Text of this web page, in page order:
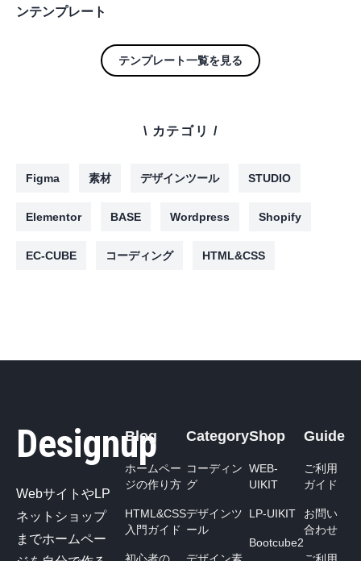
ンテンプレート
テンプレート一覧を見る
\ カテゴリ /
Figma 素材 デザインツール STUDIO
Elementor BASE Wordpress Shopify
EC-CUBE コーディング HTML&CSS
Designup
WebサイトやLP
ネットショップ
までホームペー
Blog
ホームペー
ジの作り方
HTML&CSS
入門ガイド
初心者の
Category
コーディン
グ
デザインツ
ール
デザイン素
Shop
WEB-
UIKIT
LP-UIKIT
Bootcube2
Guide
ご利用
ガイド
お問い
合わせ
ご利用